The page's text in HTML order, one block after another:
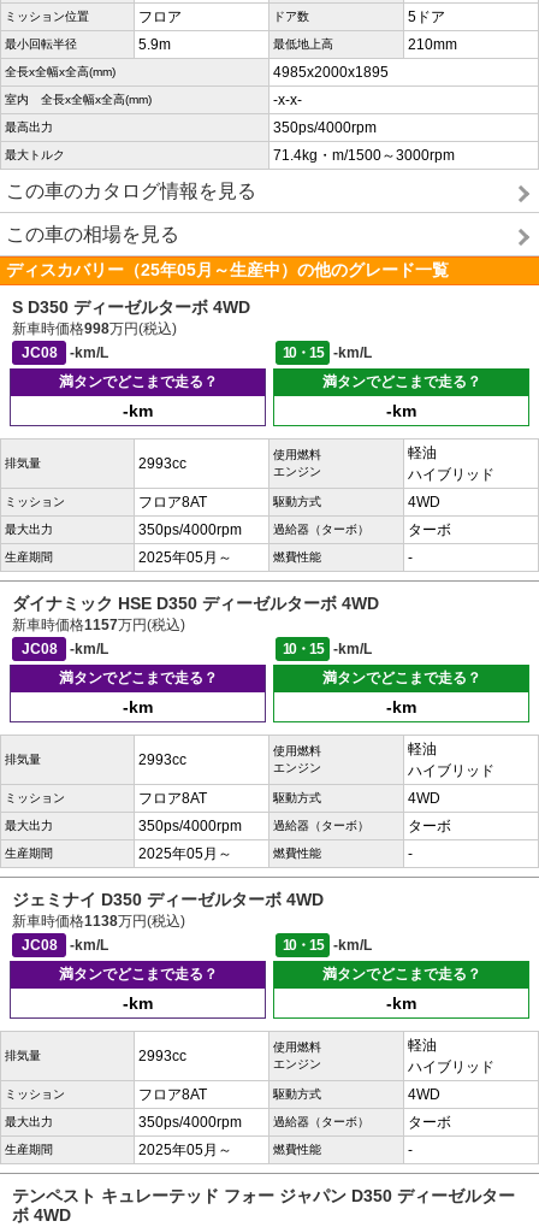
ミッション位置 フロア ドア数 5ドア
最小回転半径 5.9m 最低地上高 210mm
全長x全幅x全高(mm) 4985x2000x1895
室内 全長x全幅x全高(mm) -x-x-
最高出力 350ps/4000rpm
最大トルク 71.4kg・m/1500～3000rpm
この車のカタログ情報を見る
この車の相場を見る
ディスカバリー（25年05月～生産中）の他のグレード一覧
S D350 ディーゼルターボ 4WD
新車時価格998万円(税込)
JC08
-km/L 10・15
-km/L
満タンでどこまで走る？
-km
満タンでどこまで走る？
-km
排気量 2993cc
使用燃料
エンジン
軽油
ハイブリッド
ミッション フロア8AT 駆動方式 4WD
最大出力 350ps/4000rpm 過給器（ターボ） ターボ
生産期間 2025年05月～ 燃費性能 -
ダイナミック HSE D350 ディーゼルターボ 4WD
新車時価格1157万円(税込)
JC08
-km/L 10・15
-km/L
満タンでどこまで走る？
-km
満タンでどこまで走る？
-km
排気量 2993cc
使用燃料
エンジン
軽油
ハイブリッド
ミッション フロア8AT 駆動方式 4WD
最大出力 350ps/4000rpm 過給器（ターボ） ターボ
生産期間 2025年05月～ 燃費性能 -
ジェミナイ D350 ディーゼルターボ 4WD
新車時価格1138万円(税込)
JC08
-km/L 10・15
-km/L
満タンでどこまで走る？
-km
満タンでどこまで走る？
-km
排気量 2993cc
使用燃料
エンジン
軽油
ハイブリッド
ミッション フロア8AT 駆動方式 4WD
最大出力 350ps/4000rpm 過給器（ターボ） ターボ
生産期間 2025年05月～ 燃費性能 -
テンペスト キュレーテッド フォー ジャパン D350 ディーゼルター
ボ 4WD